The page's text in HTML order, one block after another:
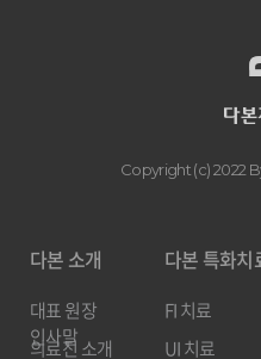
Copyright (c) 2022
다본 소개
대표 원장
의료진 소개
다본 특화치
FI 치료
UI 치료